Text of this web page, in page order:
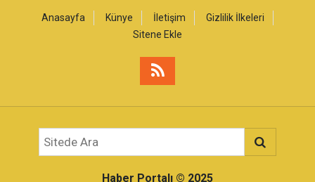
Anasayfa Künye İletişim
Gizlilik İlkeleri
Sitene Ekle
Haber Portalı © 2025